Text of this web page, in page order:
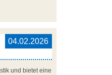
04.02.2026
und bietet eine